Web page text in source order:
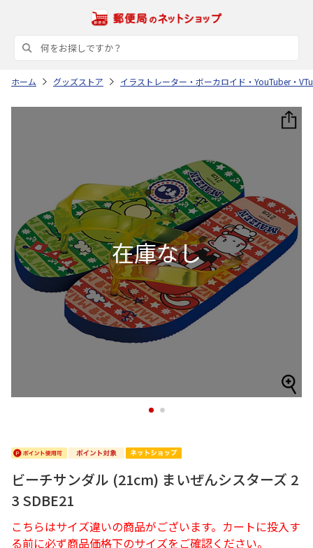
ホーム グッズストア イラストレーター・ボーカロイド・YouTuber・
1 2
ビーチサンダル (21cm) まいぜんシスターズ 2
3 SDBE21
こちらはサイズ違いの商品がございます。カートに投入す
る前に必ず商品価格下のサイズをご確認ください。